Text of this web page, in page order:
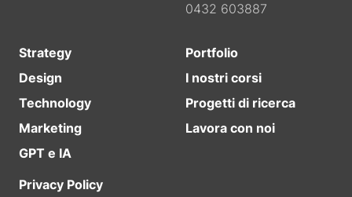
0432 603887
Strategy
Design
Technology
Marketing
GPT e IA
Portfolio
I nostri corsi
Progetti di ricerca
Lavora con noi
Privacy Policy